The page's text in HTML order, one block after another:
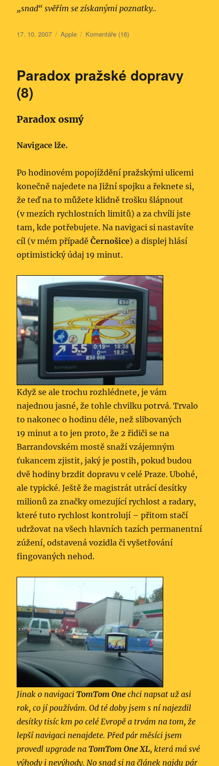
„snad“ svěřím se získanými poznatky..
Publikováno:
17. 10. 2007 Rubriky:
Apple Komentáře (16)
Paradox pražské dopravy
(8)
Paradox osmý
Navigace lže.
Po hodinovém popojíždění pražskými ulicemi
konečně najedete na Jižní spojku a řeknete si,
že teď na to můžete klidně trošku šlápnout
(v mezích rychlostních limitů) a za chvíli jste
tam, kde potřebujete. Na navigaci si nastavíte
cíl (v mém případěČernošice) a displej hlásí
optimistický údaj 19 minut.
Když se ale trochu rozhlédnete, je vám
najednou jasné, že tohle chvilku potrvá. Trvalo
to nakonec o hodinu déle, než slibovaných
19 minut a to jen proto, že 2 řidiči se na
Barrandovském mostě snaží vzájemným
ťukancem zjistit, jaký je postih, pokud budou
dvě hodiny brzdit dopravu v celé Praze. Ubohé,
ale typické. Ještě že magistrát utrácí desítky
milionů za značky omezující rychlost a radary,
které tuto rychlost kontrolují – přitom stačí
udržovat na všech hlavních tazích permanentní
zúžení, odstavená vozidla či vyšetřování
fingovaných nehod.
Jinak o navigaciTomTom One chci napsat už asi
rok, co jí používám. Od té doby jsem s ní najezdil
desítky tisíc km po celé Evropě a trvám na tom, že
lepší navigaci nenajdete. Před pár měsíci jsem
provedl upgrade naTomTom One XL, která má své
výhody i nevýhody. No snad si na článek najdu pár